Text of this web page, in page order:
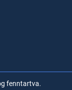
fenntartva.